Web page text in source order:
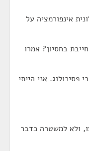
אינפורמציה על
בחסיון? אמרו
פסיכולוג. אני הייתי
ולא למשטרה כדבר